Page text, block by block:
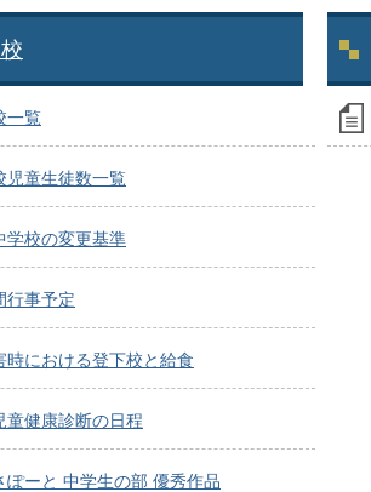
一覧
児童生徒数一覧
学校の変更基準
行事予定
時における登下校と給食
童健康診断の日程
ぽーと 中学生の部 優秀作品